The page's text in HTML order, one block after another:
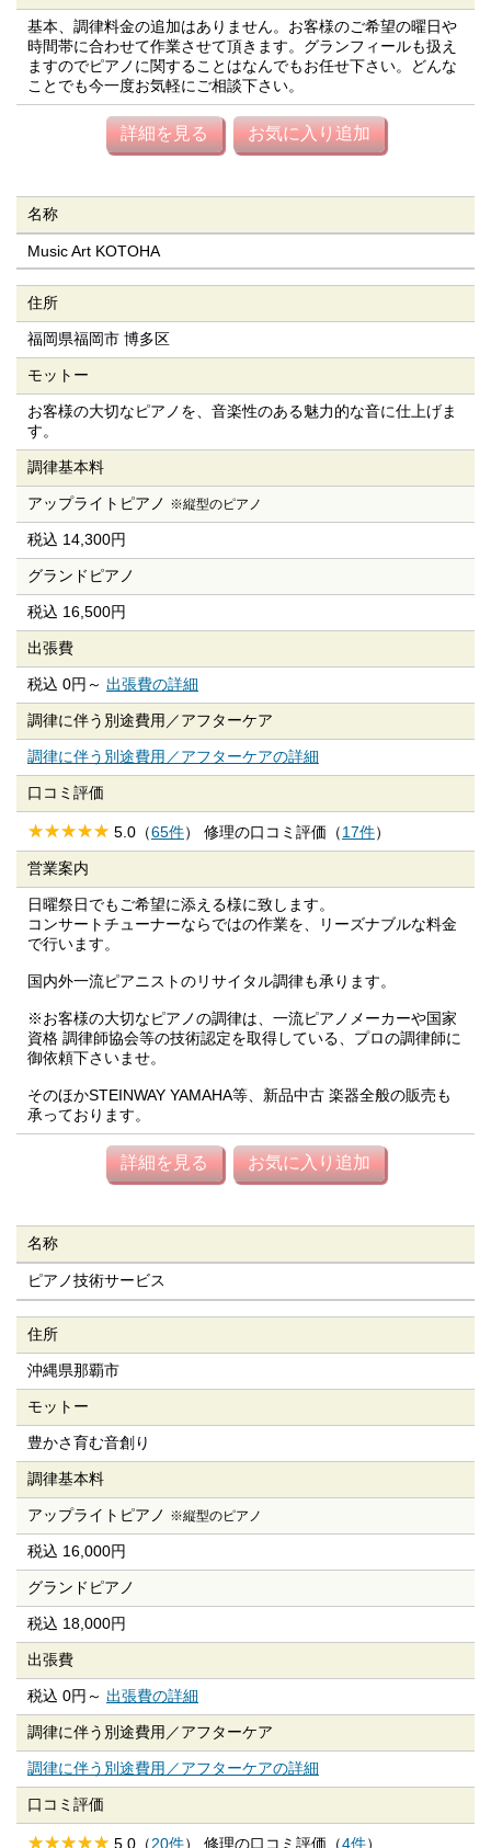
基本、調律料金の追加はありません。お客様のご希望の曜日や
時間帯に合わせて作業させて頂きます。グランフィールも扱え
ますのでピアノに関することはなんでもお任せ下さい。どんな
ことでも今一度お気軽にご相談下さい。
詳細を見る お気に入り追加
名称
Music Art KOTOHA
住所
福岡県福岡市 博多区
モットー
お客様の大切なピアノを、音楽性のある魅力的な音に仕上げま
す。
調律基本料
アップライトピアノ ※縦型のピアノ
税込 14,300円
グランドピアノ
税込 16,500円
出張費
税込 0円～ 出張費の詳細
調律に伴う別途費用／アフターケア
調律に伴う別途費用／アフターケアの詳細
口コミ評価
5.0（65件） 修理の口コミ評価（17件）
営業案内
日曜祭日でもご希望に添える様に致します。
コンサートチューナーならではの作業を、リーズナブルな料金
で行います。
国内外一流ピアニストのリサイタル調律も承ります。
※お客様の大切なピアノの調律は、一流ピアノメーカーや国家
資格 調律師協会等の技術認定を取得している、プロの調律師に
御依頼下さいませ。
そのほかSTEINWAY YAMAHA等、新品中古 楽器全般の販売も
承っております。
詳細を見る お気に入り追加
名称
ピアノ技術サービス
住所
沖縄県那覇市
モットー
豊かさ育む音創り
調律基本料
アップライトピアノ ※縦型のピアノ
税込 16,000円
グランドピアノ
税込 18,000円
出張費
税込 0円～ 出張費の詳細
調律に伴う別途費用／アフターケア
調律に伴う別途費用／アフターケアの詳細
口コミ評価
5.0（20件） 修理の口コミ評価（4件）